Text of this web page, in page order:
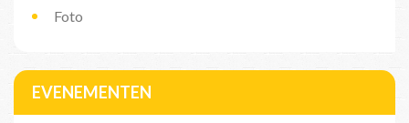
Foto
EVENEMENTEN